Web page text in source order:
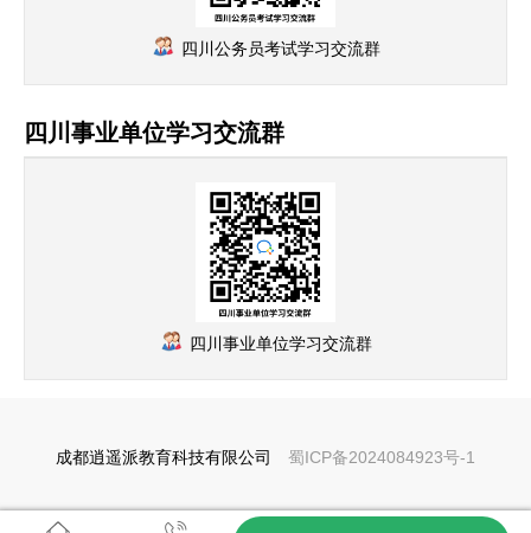
四川公务员考试学习交流群
四川事业单位学习交流群
四川事业单位学习交流群
成都逍遥派教育科技有限公司 蜀ICP备2024084923号-1